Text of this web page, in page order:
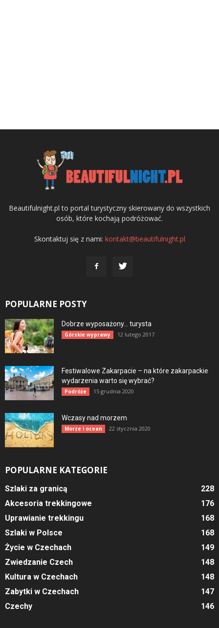
Beautifulnight.pl to portal turystyczny skierowany do wszystkich
osób, które kochają podróżować.
Skontaktuj się z nami: kontakt@beautifulnight.pl
POPULARNE POSTY
Dobrze wyposażony… turysta
Górskie wyprawy 12 lutego 2017
Festiwalowe Zakarpacie – na które zakarpackie
wydarzenia warto się wybrać?
Podróże 15 grudnia 2020
Wczasy nad morzem
Morze i ocean 22 stycznia 2020
POPULARNE KATEGORIE
Szlaki za granicą
228
Akcesoria trekkingowe
176
Uprawianie trekkingu
168
Szlaki w Polsce
168
Życie w Czechach
149
Zwiedzanie Czech
148
Kultura w Czechach
148
Zabytki w Czechach
147
Czechy
146